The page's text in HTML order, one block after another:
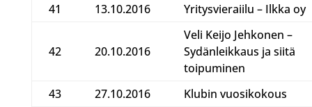
41
13.10.2016 Yritysvieraiilu – Ilkka oy
42 20.10.2016
Veli Keijo Jehkonen –
Sydänleikkaus ja siitä
toipuminen
43
27.10.2016 Klubin vuosikokous